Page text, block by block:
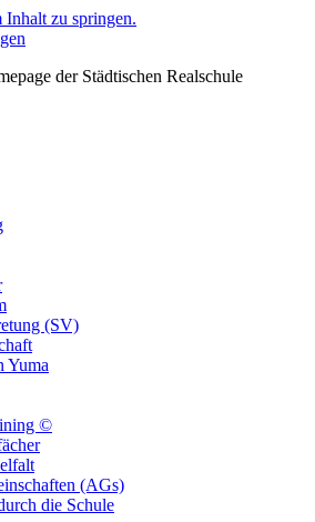
Inhalt zu springen.
der Städtischen Realschule
(SV)
Yuma
©
(AGs)
die Schule